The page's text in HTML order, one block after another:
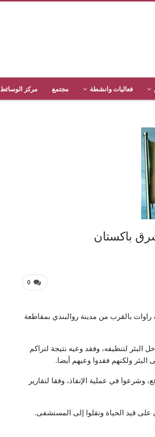
فعاليات وانشطة مجتمع مركز الوسائط
0
راوات بالقرب من مدينة روالبندي بمقاطعة
البئر لتنظيفه، وفقد وعيه نتيجة لتراكم
في عملية الإنقاذ، وفقا لتقارير